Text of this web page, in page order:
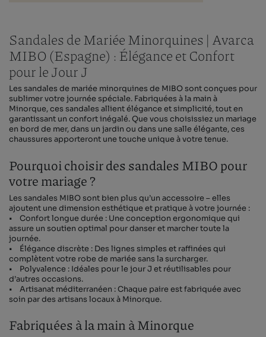
Sandales de Mariée Minorquines | Avarca
MIBO (Espagne) : Élégance et Confort
pour le Jour J
Les sandales de mariée minorquines de MIBO sont conçues pour
sublimer votre journée spéciale. Fabriquées à la main à
Minorque, ces sandales allient élégance et simplicité, tout en
garantissant un confort inégalé. Que vous choisissiez un mariage
en bord de mer, dans un jardin ou dans une salle élégante, ces
chaussures apporteront une touche unique à votre tenue.
Pourquoi choisir des sandales MIBO pour
votre mariage ?
Les sandales MIBO sont bien plus qu’un accessoire – elles
ajoutent une dimension esthétique et pratique à votre journée :
• Confort longue durée : Une conception ergonomique qui
assure un soutien optimal pour danser et marcher toute la
journée.
• Élégance discrète : Des lignes simples et raffinées qui
complètent votre robe de mariée sans la surcharger.
• Polyvalence : Idéales pour le jour J et réutilisables pour
d’autres occasions.
• Artisanat méditerranéen : Chaque paire est fabriquée avec
soin par des artisans locaux à Minorque.
Fabriquées à la main à Minorque